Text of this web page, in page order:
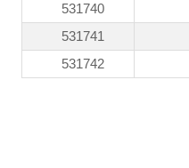
531740
531741
531742